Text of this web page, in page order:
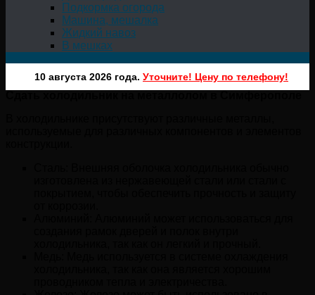
Подкормка огорода
Машина, мешалка
Жидкий навоз
В мешках
10 августа 2026 года. Уточните! Цену по телефону!